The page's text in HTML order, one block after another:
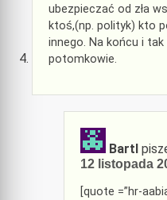
ubezpieczać od zła
ktoś,(np. polityk) kto
innego. Na końcu i
potomkowie.
BartI
12 listopada
[quote =”hr-